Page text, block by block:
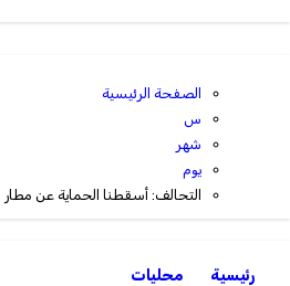
الصفحة الرئيسية
س
شهر
يوم
التحالف: أسقطنا الحماية عن
رئيسية محليات